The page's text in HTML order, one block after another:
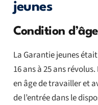
jeunes
Condition d’âge
La Garantie jeunes
16 ans à 25 ans
en âge de travailler et
de l’entrée dans le